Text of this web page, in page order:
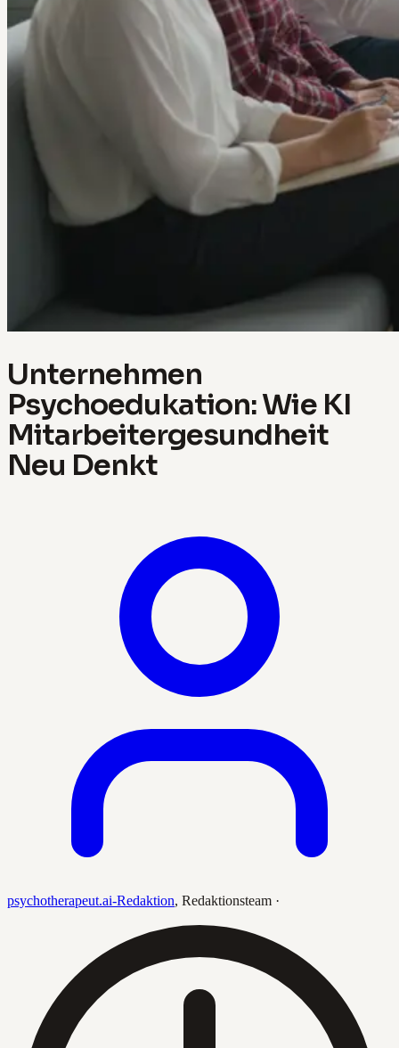
Unternehmen
Psychoedukation: Wie KI
Mitarbeitergesundheit
Neu Denkt
psychotherapeut.ai-Redaktion, Redaktionsteam ·